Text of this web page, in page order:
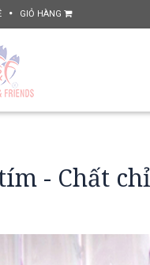
GIỎ HÀNG
- Chất